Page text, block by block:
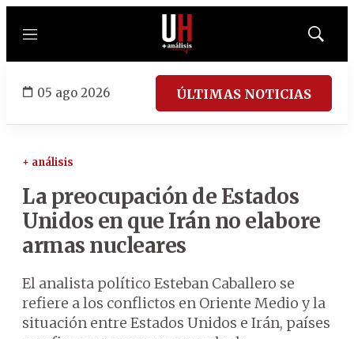
Menú
Mostrar
05 ago 2026 ÚLTIMAS NOTICIAS
+ análisis
La preocupación de Estados
Unidos en que Irán no elabore
armas nucleares
El analista político Esteban Caballero se
refiere a los conflictos en Oriente Medio y la
situación entre Estados Unidos e Irán, países